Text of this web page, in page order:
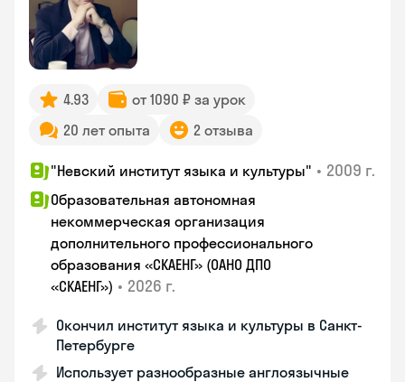
4.93
от 1090 ₽ за урок
20 лет опыта
2 отзыва
"Невский институт языка и культуры" • 2009 г.
Образовательная автономная
некоммерческая организация
дополнительного профессионального
образования «СКАЕНГ» (ОАНО ДПО
«СКАЕНГ») • 2026 г.
Окончил институт языка и культуры в Санкт-
Петербурге
Использует разнообразные англоязычные